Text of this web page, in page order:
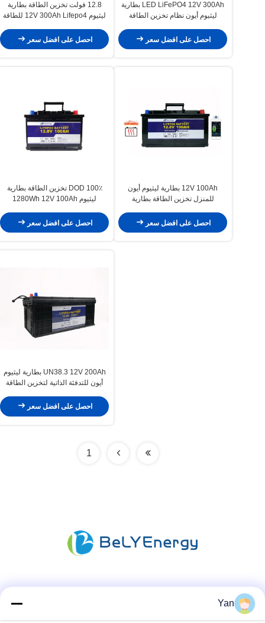
LED LiFePO4 12V 300Ah بطارية
ليثيوم أيون نظام تخزين الطاقة
احصل على افضل سعر
12.8 فولت تخزين الطاقة بطارية
ليثيوم 12V 300Ah Lifepo4 للطاقة
احصل على افضل سعر
12V 100Ah بطارية ليثيوم أيون
للمنزل تخزين الطاقة بطارية
احصل على افضل سعر
100٪ DOD تخزين الطاقة بطارية
ليثيوم 1280Wh 12V 100Ah
احصل على افضل سعر
UN38.3 12V 200Ah بطارية ليثيوم
أيون للتدفئة الذاتية لتخزين الطاقة
احصل على افضل سعر
1
Yan